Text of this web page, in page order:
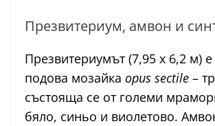
Презвитериум, амвон и
Презвитериумът (7,95 x 6,2 м)
подова мозайка opus sectile –
състояща се от големи
бяло, синьо и виолетово.